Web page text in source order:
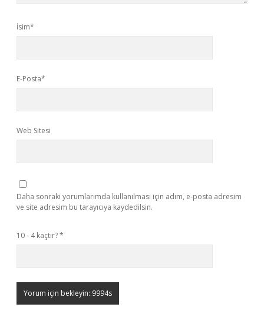
İsim*
E-Posta*
Web Sitesi
Daha sonraki yorumlarımda kullanılması için adım, e-posta adresim
ve site adresim bu tarayıcıya kaydedilsin.
10 - 4 kaçtır?*